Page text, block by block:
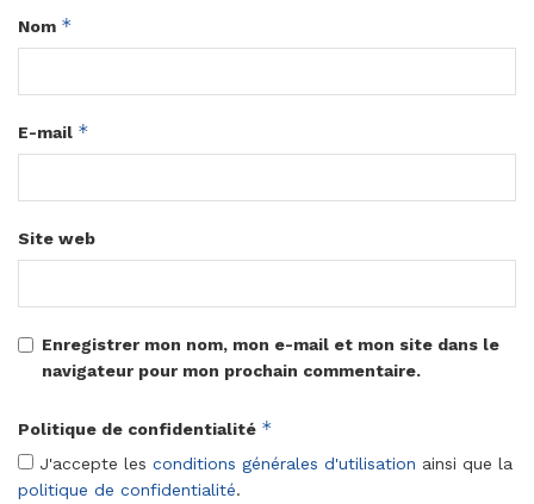
Nom *
E-mail *
Site web
Enregistrer mon nom, mon e-mail et mon site dans le
navigateur pour mon prochain commentaire.
Politique de confidentialité *
J'accepte les conditions générales d'utilisation ainsi que la
politique de confidentialité.